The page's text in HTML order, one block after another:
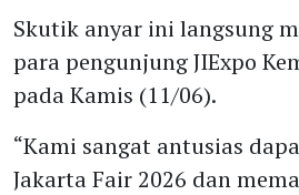
Skutik anyar ini langsung
para pengunjung JIExpo
pada Kamis (11/06).
“Kami sangat antusias
Jakarta Fair 2026 dan